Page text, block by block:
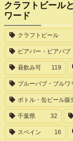
クラフトビール
ワード
クラフトビール
ビアバー・ビアパブ
昼飲み可 119
ブルーパブ・ブルワ
ボトル・缶ビール販
千葉県 32
スペイン 16